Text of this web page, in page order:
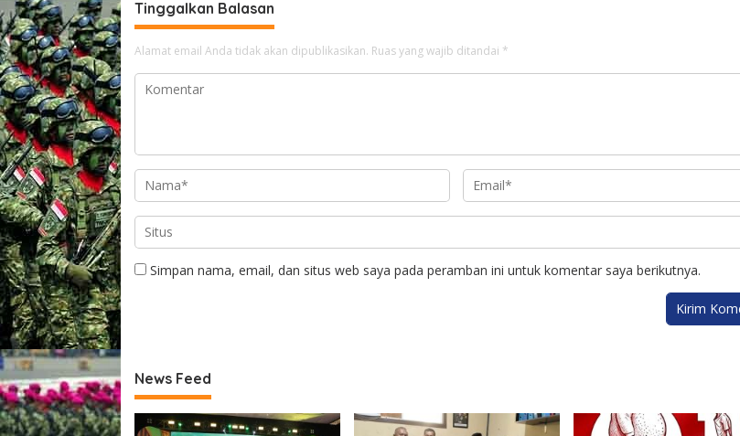
Tinggalkan Balasan
Alamat email Anda tidak akan dipublikasikan. Ruas yang wajib ditandai *
Simpan nama, email, dan situs web saya pada peramban ini untuk komentar saya berikutnya.
News Feed